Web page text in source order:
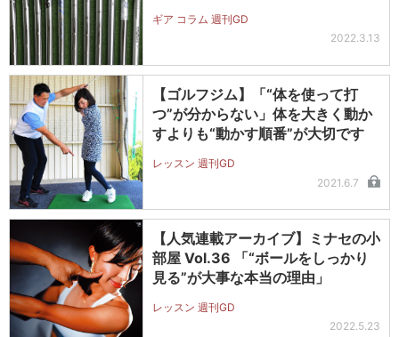
ギア コラム 週刊GD
2022.3.13
【ゴルフジム】「“体を使って打
つ”が分からない」体を大きく動か
すよりも“動かす順番”が大切です
レッスン 週刊GD
2021.6.7
【人気連載アーカイブ】ミナセの小
部屋 Vol.36 「“ボールをしっかり
見る”が大事な本当の理由」
レッスン 週刊GD
2022.5.23